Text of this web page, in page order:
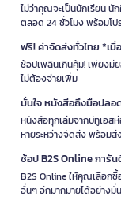
ไม่ว่าคุณจะเป็นนักเรียน
ตลอด 24 ชั่วโมง พร้อมโป
ฟรี! ค่าจัดส่งทั่วไทย *เ
ช้อปเพลินเกินคุ้ม! เพียง
ไม่ต้องจ่ายเพิ่ม
มั่นใจ หนังสือถึงมือปล
หนังสือทุกเล่มจากบีทูเอส
หายระหว่างจัดส่ง พร้อ
ช้อป B2S Online การั
B2S Online ให้คุณเลือกซื้
อื่นๆ อีกมากมายได้อย่างมั่